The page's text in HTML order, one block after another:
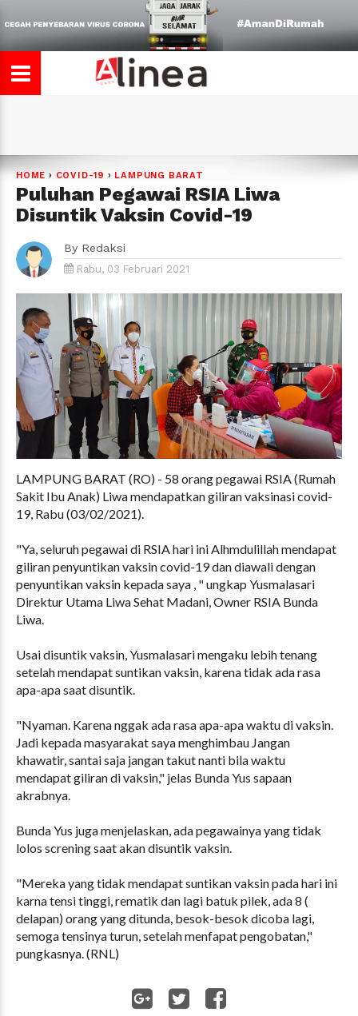
HOME › COVID-19 › LAMPUNG BARAT
Puluhan Pegawai RSIA Liwa
Disuntik Vaksin Covid-19
By Redaksi
Rabu, 03 Februari 2021
LAMPUNG BARAT (RO) - 58 orang pegawai RSIA (Rumah
Sakit Ibu Anak) Liwa mendapatkan giliran vaksinasi covid-
19, Rabu (03/02/2021).
"Ya, seluruh pegawai di RSIA hari ini Alhmdulillah mendapat
giliran penyuntikan vaksin covid-19 dan diawali dengan
penyuntikan vaksin kepada saya , " ungkap Yusmalasari
Direktur Utama Liwa Sehat Madani, Owner RSIA Bunda
Liwa.
Usai disuntik vaksin, Yusmalasari mengaku lebih tenang
setelah mendapat suntikan vaksin, karena tidak ada rasa
apa-apa saat disuntik.
"Nyaman. Karena nggak ada rasa apa-apa waktu di vaksin.
Jadi kepada masyarakat saya menghimbau Jangan
khawatir, santai saja jangan takut nanti bila waktu
mendapat giliran di vaksin," jelas Bunda Yus sapaan
akrabnya.
Bunda Yus juga menjelaskan, ada pegawainya yang tidak
lolos screning saat akan disuntik vaksin.
"Mereka yang tidak mendapat suntikan vaksin pada hari ini
karna tensi tinggi, rematik dan lagi batuk pilek, ada 8 (
delapan) orang yang ditunda, besok-besok dicoba lagi,
semoga tensinya turun, setelah menfapat pengobatan,"
pungkasnya. (RNL)